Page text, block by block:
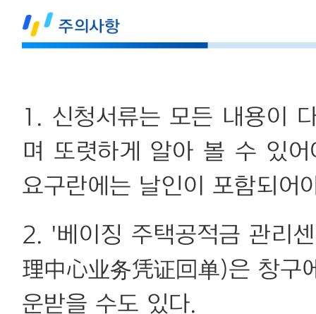
1. 신청서류는 모든 내용이
며 또렷하게 알아 볼 수 있
요구란에는 날인이 포함되어
2. '베이징 주택공적금 관리
理中心业务凭证回单)은 창
운받을 수도 있다.